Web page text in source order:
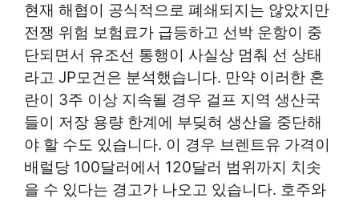
현재 해협이 공식적으로 폐쇄되지는 않았지만
전쟁 위험 보험료가 급등하고 선박 운항이 중
단되면서 유조선 통행이 사실상 멈춰 선 상태
라고 JP모건은 분석했습니다. 만약 이러한 혼
란이 3주 이상 지속될 경우 걸프 지역 생산국
들이 저장 용량 한계에 부딪혀 생산을 중단해
야 할 수도 있습니다. 이 경우 브렌트유 가격이
배럴당 100달러에서 120달러 범위까지 치솟
을 수 있다는 경고가 나오고 있습니다. 호주와